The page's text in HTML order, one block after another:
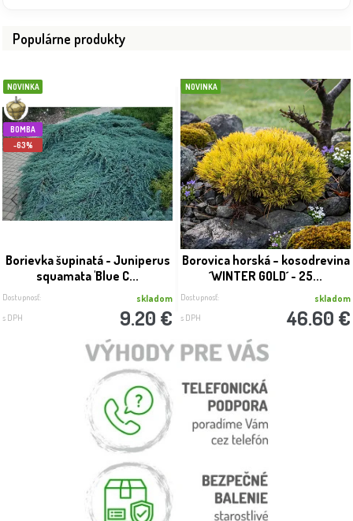
Populárne produkty
NOVINKA
BOMBA
-63%
Borievka šupinatá - Juniperus
squamata 'Blue C...
Dostupnosť: skladom
s DPH 9.20 €
NOVINKA
Borovica horská – kosodrevina
´WINTER GOLD´ - 25...
Dostupnosť: skladom
s DPH 46.60 €